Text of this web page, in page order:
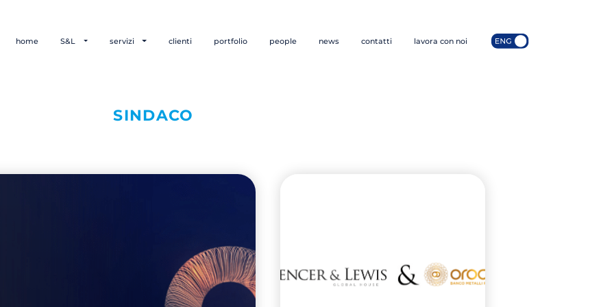
home S&L servizi clienti portfolio people news contatti lavora con noi
SINDACO